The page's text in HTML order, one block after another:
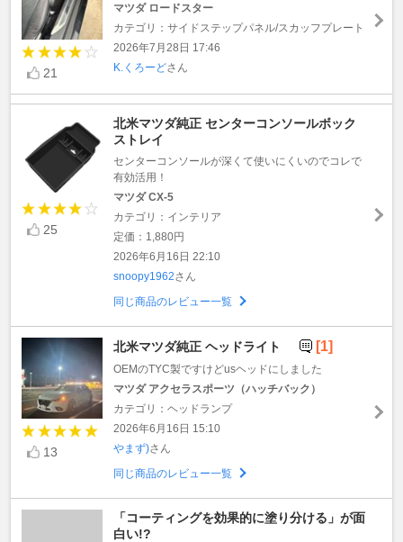
21
マツダ ロードスター
カテゴリ：サイドステップパネル/スカッフプレート
2026年7月28日 17:46
K.くろーどさん
25
北米マツダ純正 センターコンソールボック
ストレイ
センターコンソールが深くて使いにくいのでコレで
有効活用！
マツダ CX-5
カテゴリ：インテリア
定価：1,880円
2026年6月16日 22:10
snoopy1962さん
同じ商品のレビュー一覧
13
北米マツダ純正 ヘッドライト [1]
OEMのTYC製ですけどusヘッドにしました
マツダ アクセラスポーツ（ハッチバック）
カテゴリ：ヘッドランプ
2026年6月16日 15:10
やまず)さん
同じ商品のレビュー一覧
「コーティングを効果的に塗り分ける」が面
白い!?